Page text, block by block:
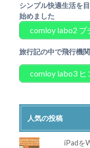
シンプル快適生活を
始めました
comloy labo2
旅行記の中で飛行機
comloy labo3
人気の投稿
iPadを